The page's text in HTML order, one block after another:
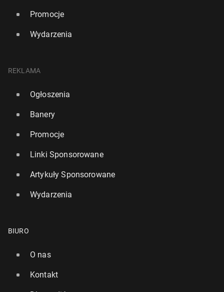
Promocje
Wydarzenia
REKLAMA
Ogłoszenia
Banery
Promocje
Linki Sponsorowane
Artykuły Sponsorowane
Wydarzenia
BIURO
O nas
Kontakt